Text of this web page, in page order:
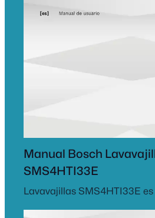
Manual Bosch
SMS4HTI33E
Lavavajillas SMS4HTI33E es